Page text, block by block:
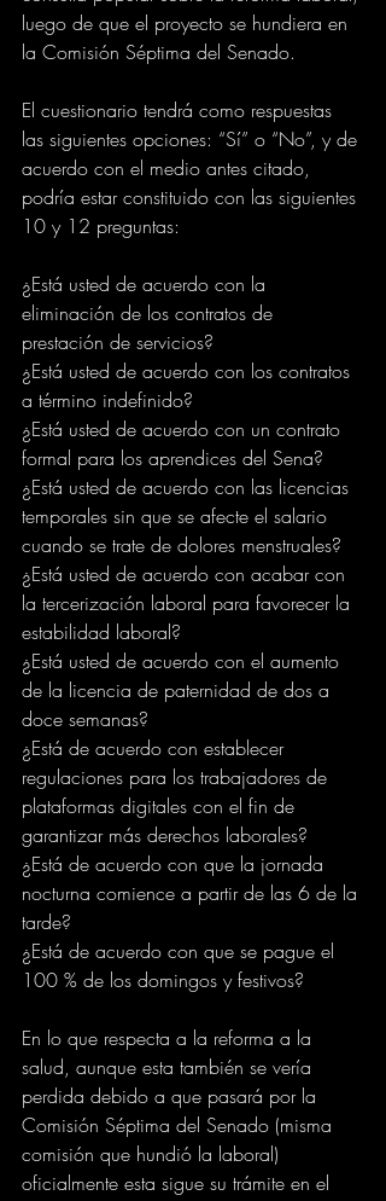
luego de que el proyecto se hundiera en
la Comisión Séptima del Senado.
El cuestionario tendrá como respuestas
las siguientes opciones: “Sí” o “No”, y de
acuerdo con el medio antes citado,
podría estar constituido con las siguientes
10 y 12 preguntas:
¿Está usted de acuerdo con la
eliminación de los contratos de
prestación de servicios?
¿Está usted de acuerdo con los contratos
a término indefinido?
¿Está usted de acuerdo con un contrato
formal para los aprendices del Sena?
¿Está usted de acuerdo con las licencias
temporales sin que se afecte el salario
cuando se trate de dolores menstruales?
¿Está usted de acuerdo con acabar con
la tercerización laboral para favorecer la
estabilidad laboral?
¿Está usted de acuerdo con el aumento
de la licencia de paternidad de dos a
doce semanas?
¿Está de acuerdo con establecer
regulaciones para los trabajadores de
plataformas digitales con el fin de
garantizar más derechos laborales?
¿Está de acuerdo con que la jornada
nocturna comience a partir de las 6 de la
tarde?
¿Está de acuerdo con que se pague el
100 % de los domingos y festivos?
En lo que respecta a la reforma a la
salud, aunque esta también se vería
perdida debido a que pasará por la
Comisión Séptima del Senado (misma
comisión que hundió la laboral)
oficialmente esta sigue su trámite en el